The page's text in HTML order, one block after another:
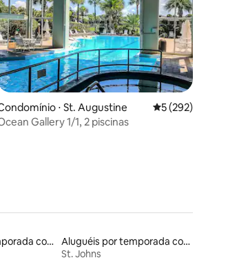
média de 5, 114 avaliações
⋅ St. Augustine 5 de uma avaliação
5 (292)
Gallery 1/1, 2 piscinas
Aluguéis por temporada com caiaque
Aluguéis por temporada com cama de altura acessível
St. Johns